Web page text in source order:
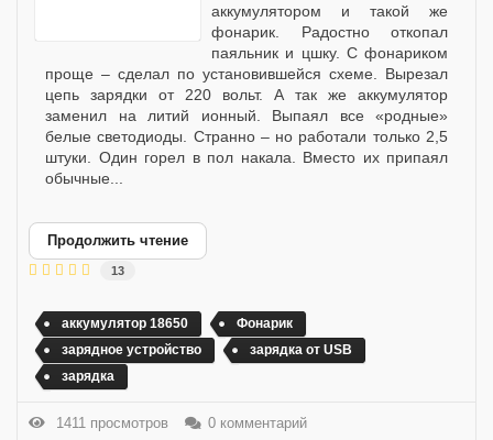
аккумулятором и такой же
фонарик. Радостно откопал
паяльник и цшку. С фонариком
проще – сделал по установившейся схеме. Вырезал
цепь зарядки от 220 вольт. А так же аккумулятор
заменил на литий ионный. Выпаял все «родные»
белые светодиоды. Странно – но работали только 2,5
штуки. Один горел в пол накала. Вместо их припаял
обычные...
Продолжить чтение
13
аккумулятор 18650
Фонарик
зарядное устройство
зарядка от USB
зарядка
1411 просмотров 0 комментарий